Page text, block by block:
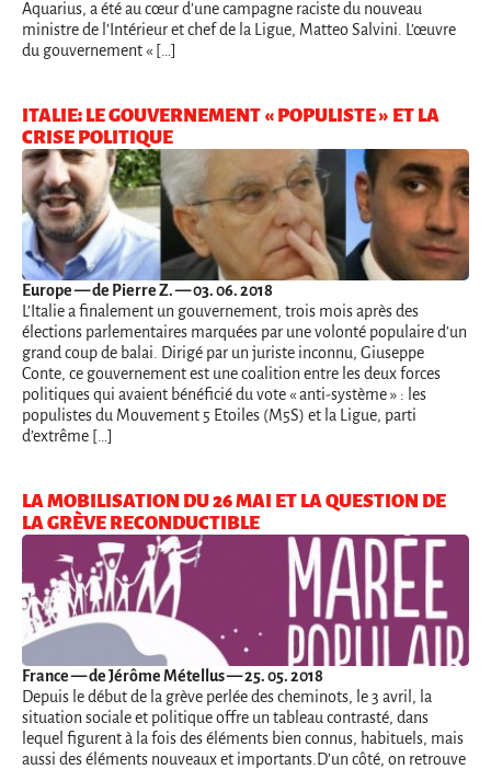
Aquarius, a été au cœur d’une campagne raciste du nouveau
ministre de l’Intérieur et chef de la Ligue, Matteo Salvini. L’œuvre
du gouvernement « […]
ITALIE: LE GOUVERNEMENT « POPULISTE » ET LA
CRISE POLITIQUE
Europe— de Pierre Z. — 03. 06. 2018
L’Italie a finalement un gouvernement, trois mois après des
élections parlementaires marquées par une volonté populaire d’un
grand coup de balai. Dirigé par un juriste inconnu, Giuseppe
Conte, ce gouvernement est une coalition entre les deux forces
politiques qui avaient bénéficié du vote « anti-système » : les
populistes du Mouvement 5 Etoiles (M5S) et la Ligue, parti
d’extrême […]
LA MOBILISATION DU 26 MAI ET LA QUESTION DE
LA GRÈVE RECONDUCTIBLE
France— de Jérôme Métellus — 25. 05. 2018
Depuis le début de la grève perlée des cheminots, le 3 avril, la
situation sociale et politique offre un tableau contrasté, dans
lequel figurent à la fois des éléments bien connus, habituels, mais
aussi des éléments nouveaux et importants.D’un côté, on retrouve